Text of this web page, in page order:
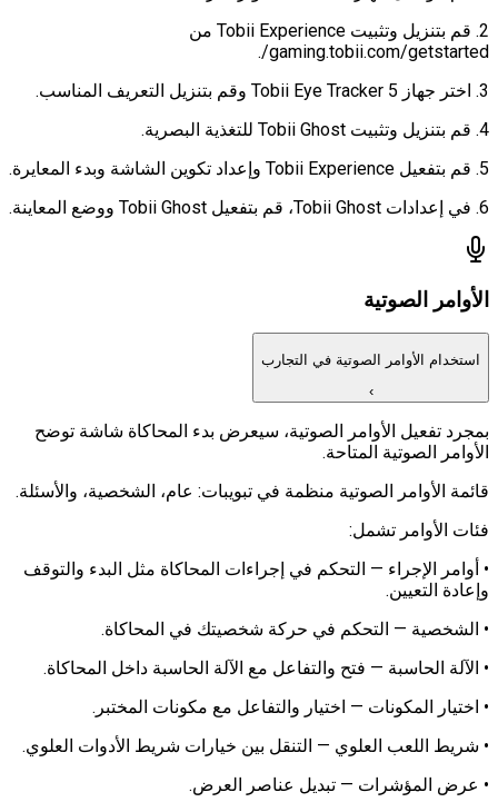
2. قم بتنزيل وتثبيت Tobii Experience من
gaming.tobii.com/getstarted/.
3. اختر جهاز Tobii Eye Tracker 5 وقم بتنزيل التعريف المناسب.
4. قم بتنزيل وتثبيت Tobii Ghost للتغذية البصرية.
5. قم بتفعيل Tobii Experience وإعداد تكوين الشاشة وبدء المعايرة.
6. في إعدادات Tobii Ghost، قم بتفعيل Tobii Ghost ووضع المعاينة.
الأوامر الصوتية
استخدام الأوامر الصوتية في التجارب
›
بمجرد تفعيل الأوامر الصوتية، سيعرض بدء المحاكاة شاشة توضح
الأوامر الصوتية المتاحة.
قائمة الأوامر الصوتية منظمة في تبويبات: عام، الشخصية، والأسئلة.
فئات الأوامر تشمل:
• أوامر الإجراء — التحكم في إجراءات المحاكاة مثل البدء والتوقف
وإعادة التعيين.
• الشخصية — التحكم في حركة شخصيتك في المحاكاة.
• الآلة الحاسبة — فتح والتفاعل مع الآلة الحاسبة داخل المحاكاة.
• اختيار المكونات — اختيار والتفاعل مع مكونات المختبر.
• شريط اللعب العلوي — التنقل بين خيارات شريط الأدوات العلوي.
• عرض المؤشرات — تبديل عناصر العرض.